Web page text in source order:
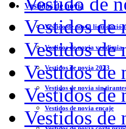
Vestidos de novia
Vestido de novia
Vestidos de novia vendimia
Vestidos de novia 2023
Vestidos de novia sin
Vestidos de novia encaje
Vestidos de
Vestidos de
Vestidos de
Vestidos de
Vestidos de